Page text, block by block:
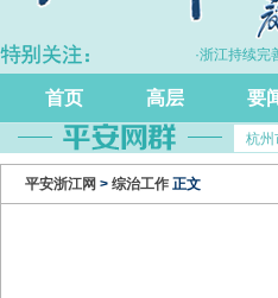
·浙江持续完善打
首页 高层 要
杭州
平安浙江网 > 综治工作 正文